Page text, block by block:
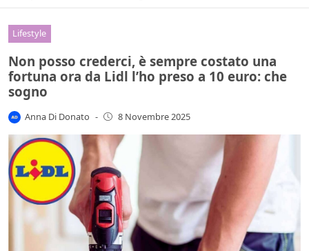
Lifestyle
Non posso crederci, è sempre costato una
fortuna ora da Lidl l’ho preso a 10 euro: che
sogno
Anna Di Donato - 8 Novembre 2025